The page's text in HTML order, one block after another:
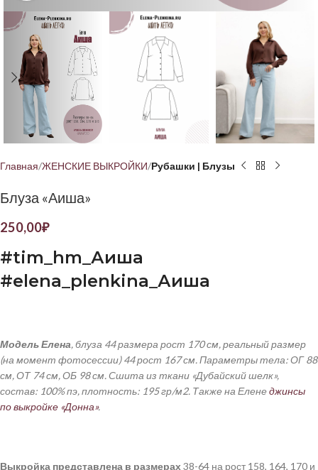
Главная ЖЕНСКИЕ ВЫКРОЙКИ Рубашки | Блузы
Блуза «Аиша»
250,00₽
#tim_hm_ Аиша
#elena_plenkina_ Аиша
Модель Елена, блуза 44 размера рост 170 см, реальный размер
(на момент фотосессии) 44 рост 167 см.Параметры тела: ОГ 88
см, ОТ 74 см, ОБ 98 см. Сшита из ткани «Дубайский шелк»,
состав: 100% пэ, плотность: 195 гр/м2. Также на Еленеджинсы
по выкройке «Донна».
Выкройка представлена в размерах38-64 на рост 158, 164, 170 и